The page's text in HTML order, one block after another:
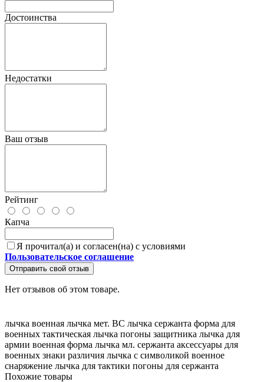
Достоинства
Недостатки
Ваш отзыв
Рейтинг
Капча
Я прочитал(а) и согласен(на) с условиями
Пользовательское соглашение
Отправить свой отзыв
Нет отзывов об этом товаре.
лычка военная лычка мет. ВС лычка сержанта форма для
военных тактическая лычка погоны защитника лычка для
армии военная форма лычка мл. сержанта аксессуары для
военных знаки различия лычка с символикой военное
снаряжение лычка для тактики погоны для сержанта
Похожие товары